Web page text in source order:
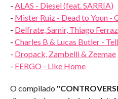
- ALAS - Diesel (feat. SARRIA)
- Mister Ruiz - Dead to Youn -
- Delfrate, Samir, Thiago
- Charles B & Lucas Butler -
- Dropack, Zambelli & Zeemae
- FERGO - Like Home
O compilado